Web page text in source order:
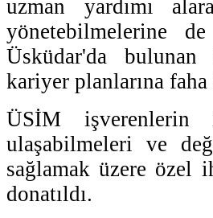
uzman yardımı
yönetebilmelerine
Üsküdar'da
kariyer planlarına
ÜSİM işverenlerin
ulaşabilmeleri ve
sağlamak üzere özel
donatıldı.